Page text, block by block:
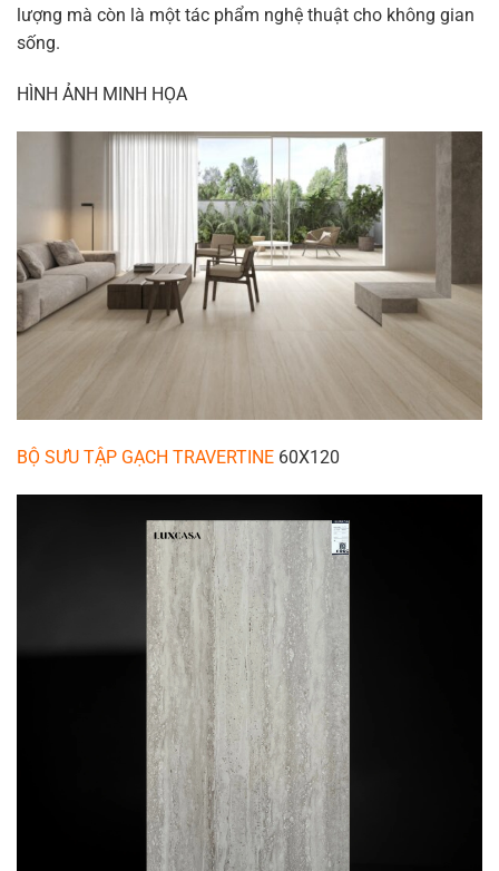
lượng mà còn là một tác phẩm nghệ thuật cho không gian
sống.
HÌNH ẢNH MINH HỌA
BỘ SƯU TẬP GẠCH TRAVERTINE 60X120